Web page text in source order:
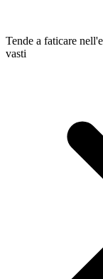
Tende a faticare
vasti